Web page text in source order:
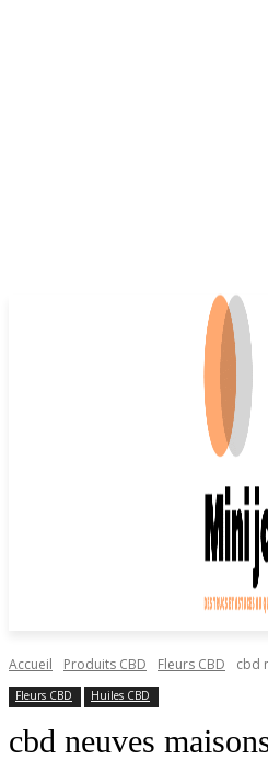
Accueil Produits CBD Fleurs CBD cbd
Fleurs CBD Huiles CBD
cbd neuves